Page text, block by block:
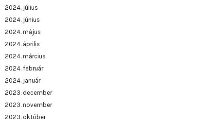
2024. július
2024. június
2024. május
2024. április
2024. március
2024. február
2024. január
2023. december
2023. november
2023. október